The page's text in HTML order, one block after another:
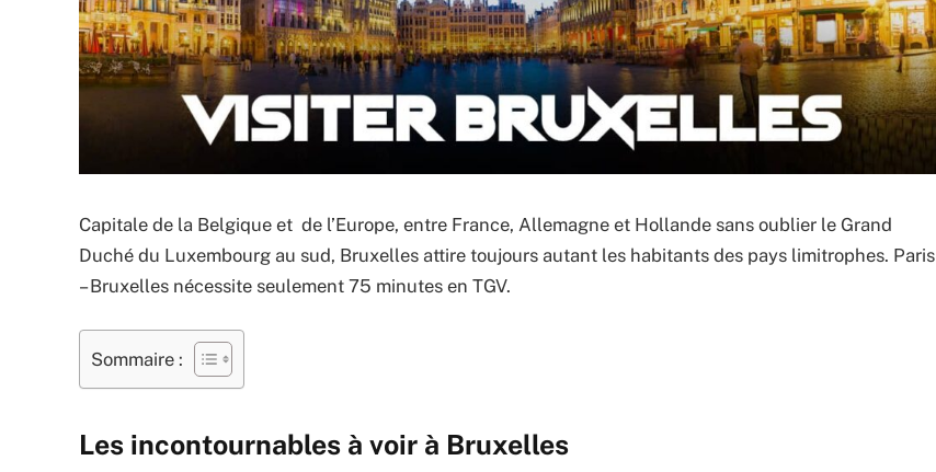
Capitale de la Belgique et de l’Europe, entre France, Allemagne et Hollande sans oublier le Grand
Duché du Luxembourg au sud, Bruxelles attire toujours autant les habitants des pays limitrophes. Paris
– Bruxelles nécessite seulement 75 minutes en TGV.
Sommaire :
Les incontournables à voir à Bruxelles